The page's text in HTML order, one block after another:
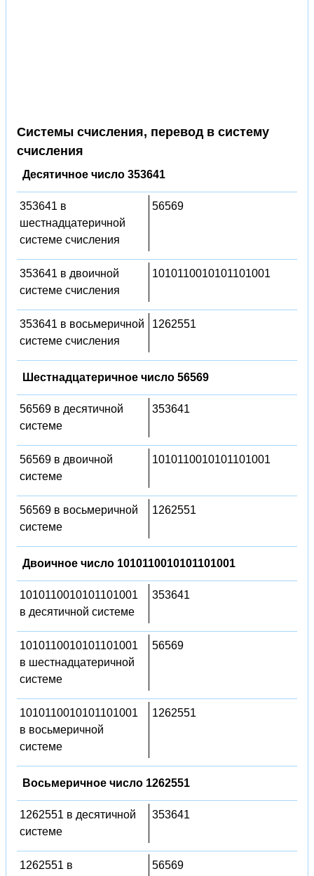
Системы счисления, перевод в систему
счисления
Десятичное число 353641
353641 в
шестнадцатеричной
системе счисления
56569
353641 в двоичной
системе счисления
1010110010101101001
353641 в восьмеричной
системе счисления
1262551
Шестнадцатеричное число 56569
56569 в десятичной
системе
353641
56569 в двоичной
системе
1010110010101101001
56569 в восьмеричной
системе
1262551
Двоичное число 1010110010101101001
1010110010101101001
в десятичной системе
353641
1010110010101101001
в шестнадцатеричной
системе
56569
1010110010101101001
в восьмеричной
системе
1262551
Восьмеричное число 1262551
1262551 в десятичной
системе
353641
1262551 в
56569